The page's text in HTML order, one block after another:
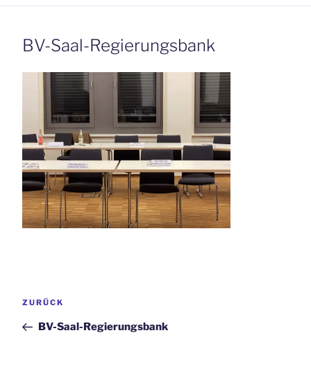
BV-Saal-Regierungsbank
Vorheriger
ZURÜCK
BV-Saal-Regierungsbank